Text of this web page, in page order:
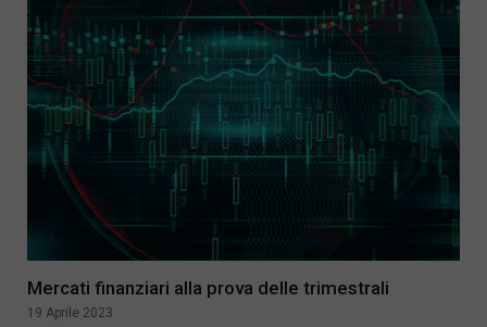
Mercati finanziari alla prova delle trimestrali
19 Aprile 2023